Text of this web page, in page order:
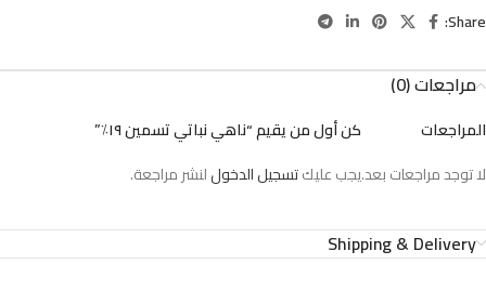
Share:
مراجعات (0)
المراجعات
لا توجد مراجعات بعد.
كن أول من يقيم “ناهي نباتي تسمين ١٩٪”
يجب عليكتسجيل الدخوللنشر مراجعة.
Shipping & Delivery